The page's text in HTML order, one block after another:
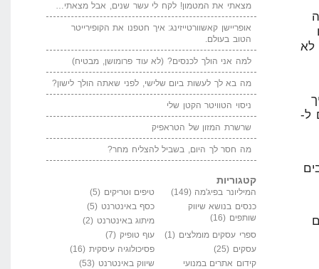
לא
ל-
מצאתי את המטמון! לקח לי עשר שנים, אבל מצאתי…
אופריישן קאשוורטייזינג: איך חטפנו את הקופירייטר
הטוב בעולם.
למה אני הולך לכנסים? (לא עוד פרומושן, מבטיח)
מה בא לך לעשות ביום שלישי, לפני שאתה הולך לישון?
ניסוי הטוויטר הקטן שלי
שרשרת המזון של הטראפיק
מה חסר לך היום, בשביל להצליח מחר?
קטגוריות
המיליונר בפיג'מה (149) טיפים וטריקים (5)
כנסים בנושא שיווק
שותפים (16)
כסף באינטרנט (5)
מיתוג באינטרנט (2)
ספרי עסקים מומלצים (1) עוף טופיק (7)
עסקים (25) פסיכולוגיה עיסקית (16)
קידום אתרים במנועי
שיווק באינטרנט (53)